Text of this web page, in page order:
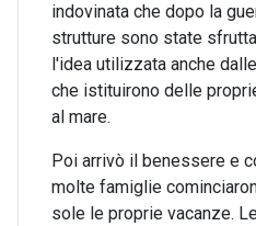
indovinata che dopo la
strutture sono state
l'idea utilizzata anche
che istituirono delle
al mare.
Poi arrivò il benessere e
molte famiglie
sole le proprie vacanze.